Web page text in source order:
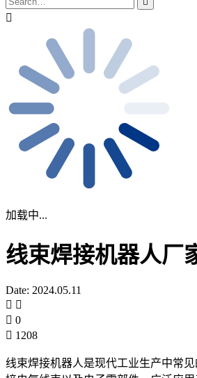
加载中...
线束焊接机器人厂
Date: 2024.05.11
0
1208
线束焊接机器人是现代工业生产中常